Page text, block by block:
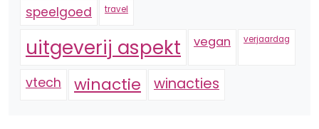
speelgoed travel
uitgeverij aspekt vegan verjaardag
vtech winactie winacties